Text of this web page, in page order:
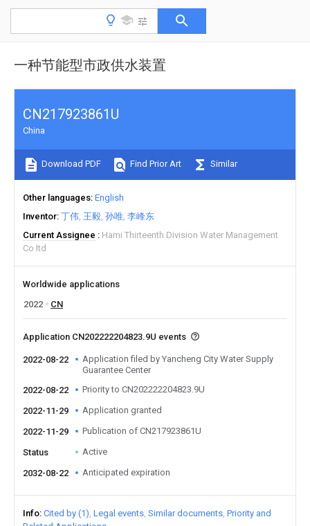
一种节能型市政供水装置
CN217923861U
China
Download PDF Find Prior Art Similar
Other languages English
Inventor 丁伟 王毅 孙唯 李峰东
Current Assignee
Hami Thirteenth Division Water Management
Co ltd
Worldwide applications
2022
CN
Application CN202222204823.9U events
2022-08-22
Application filed by Yancheng City Water Supply
Guarantee Center
2022-08-22
Priority to CN202222204823.9U
2022-11-29 Application granted
2022-11-29 Publication of CN217923861U
Status Active
2032-08-22 Anticipated expiration
Info Cited by (1) Legal events Similar documents Priority and